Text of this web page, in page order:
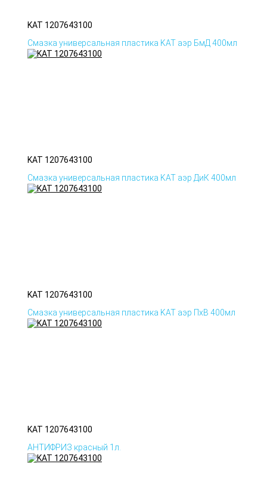
KAT 1207643100
Смазка универсальная пластика KAT аэр БмД 400мл
KAT 1207643100
Смазка универсальная пластика KAT аэр ДиК 400мл
KAT 1207643100
Смазка универсальная пластика KAT аэр ПхВ 400мл
KAT 1207643100
АНТИФРИЗ красный 1л.